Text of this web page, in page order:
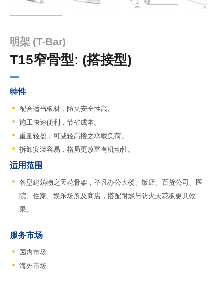
明架 (T-Bar)
T15窄骨型: (搭接型)
特性
配合适当板材，防火安全性高。
施工快速便利，节省成本。
重量轻盈，可减轻高楼之承载负荷。
拆卸安装容易，格局更改富有机动性。
适用范围
各型建筑物之天花骨架，举凡办公大楼、饭店、百货公司、医
院、住家、娱乐场所及商店，搭配耐燃与防火天花板更具效
果。
服务市场
国内市场
海外市场